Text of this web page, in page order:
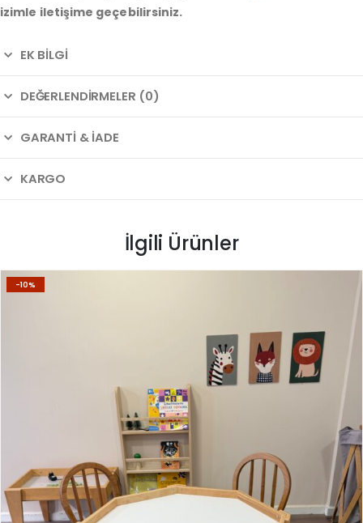
iletişime geçebilirsiniz.
EK BILGI
DEĞERLENDIRMELER (0)
GARANTI & İADE
KARGO
İlgili Ürünler
-10%